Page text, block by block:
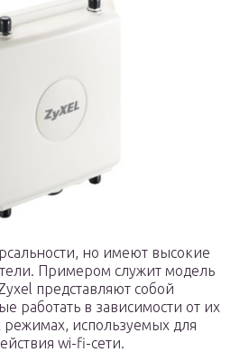
но имеют высокие
Примером служит модель
представляют собой
работать в зависимости от их
используемых для
wi-fi-сети.